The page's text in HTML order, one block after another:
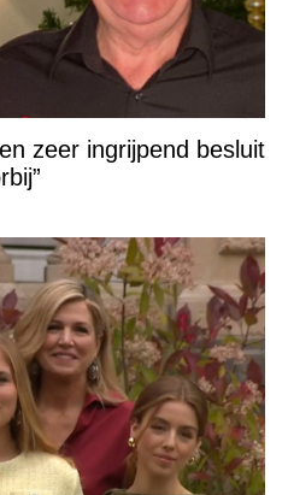
zeer ingrijpend besluit